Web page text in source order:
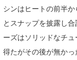
シンはヒートの前半
とスナップを披露し
ーズはソリッドなチ
得たがその後が無か